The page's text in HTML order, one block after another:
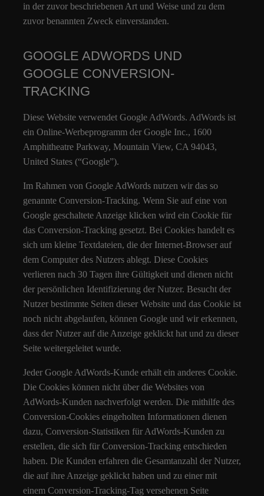
in der zuvor beschriebenen Art und Weise und zu dem
zuvor benannten Zweck einverstanden.
GOOGLE ADWORDS UND
GOOGLE CONVERSION-
TRACKING
Diese Website verwendet Google AdWords. AdWords ist
ein Online-Werbeprogramm der Google Inc., 1600
Amphitheatre Parkway, Mountain View, CA 94043,
United States (“Google”).
Im Rahmen von Google AdWords nutzen wir das so
genannte Conversion-Tracking. Wenn Sie auf eine von
Google geschaltete Anzeige klicken wird ein Cookie für
das Conversion-Tracking gesetzt. Bei Cookies handelt es
sich um kleine Textdateien, die der Internet-Browser auf
dem Computer des Nutzers ablegt. Diese Cookies
verlieren nach 30 Tagen ihre Gültigkeit und dienen nicht
der persönlichen Identifizierung der Nutzer. Besucht der
Nutzer bestimmte Seiten dieser Website und das Cookie ist
noch nicht abgelaufen, können Google und wir erkennen,
dass der Nutzer auf die Anzeige geklickt hat und zu dieser
Seite weitergeleitet wurde.
Jeder Google AdWords-Kunde erhält ein anderes Cookie.
Die Cookies können nicht über die Websites von
AdWords-Kunden nachverfolgt werden. Die mithilfe des
Conversion-Cookies eingeholten Informationen dienen
dazu, Conversion-Statistiken für AdWords-Kunden zu
erstellen, die sich für Conversion-Tracking entschieden
haben. Die Kunden erfahren die Gesamtanzahl der Nutzer,
die auf ihre Anzeige geklickt haben und zu einer mit
einem Conversion-Tracking-Tag versehenen Seite